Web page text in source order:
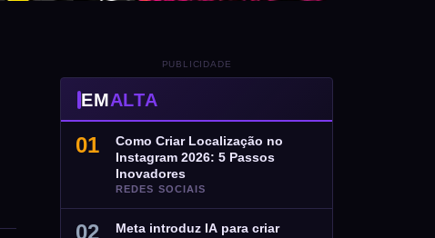
PUBLICIDADE
EMALTA
01
Como Criar Localização no
Instagram 2026: 5 Passos
Inovadores
REDES SOCIAIS
02
Meta introduz IA para criar